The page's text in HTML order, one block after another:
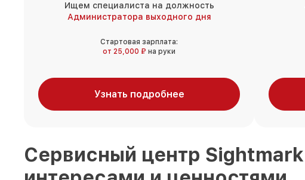
Ищем специалиста на должность
Администратора выходного дня
Стартовая зарплата:
от 25,000 ₽ на руки
Узнать подробнее
Сервисный центр Sightmark